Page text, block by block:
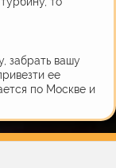
забрать вашу
ее
по Москве и